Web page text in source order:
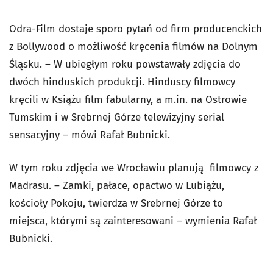
Odra-Film dostaje sporo pytań od firm producenckich
z Bollywood o możliwość kręcenia filmów na Dolnym
Śląsku. – W ubiegłym roku powstawały zdjęcia do
dwóch hinduskich produkcji. Hinduscy filmowcy
kręcili w Książu film fabularny, a m.in. na Ostrowie
Tumskim i w Srebrnej Górze telewizyjny serial
sensacyjny – mówi Rafał Bubnicki.
W tym roku zdjęcia we Wrocławiu planują filmowcy z
Madrasu. – Zamki, pałace, opactwo w Lubiążu,
kościoły Pokoju, twierdza w Srebrnej Górze to
miejsca, którymi są zainteresowani – wymienia Rafał
Bubnicki.